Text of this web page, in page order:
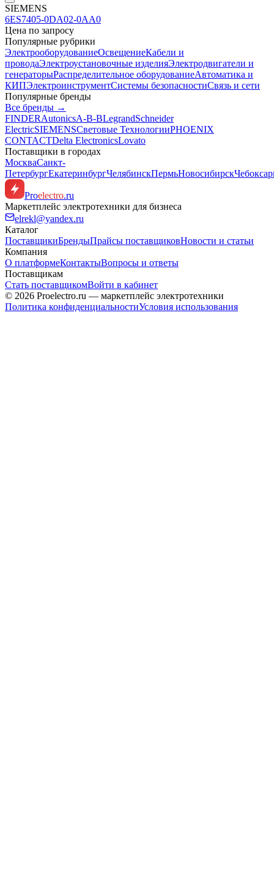
SIEMENS
6ES7405-0DA02-0AA0
Цена по запросу
Популярные рубрики
ЭлектрооборудованиеОсвещениеКабели и
проводаЭлектроустановочные изделияЭлектродвигатели и
генераторыРаспределительное оборудованиеАвтоматика и
КИПЭлектроинструментСистемы безопасностиСвязь и сети
Популярные бренды
Все бренды →
FINDERAutonicsA-B-BLegrandSchneider
ElectricSIEMENSСветовые ТехнологииPHOENIX
CONTACTDelta ElectronicsLovato
Поставщики в городах
МоскваСанкт-
ПетербургЕкатеринбургЧелябинскПермьНовосибирск
Proelectro.ru
Маркетплейс электротехники для бизнеса
elrekl@yandex.ru
Каталог
ПоставщикиБрендыПрайсы поставщиковНовости и статьи
Компания
О платформеКонтактыВопросы и ответы
Поставщикам
Стать поставщикомВойти в кабинет
© 2026 Proelectro.ru — маркетплейс электротехники
Политика конфиденциальностиУсловия использования